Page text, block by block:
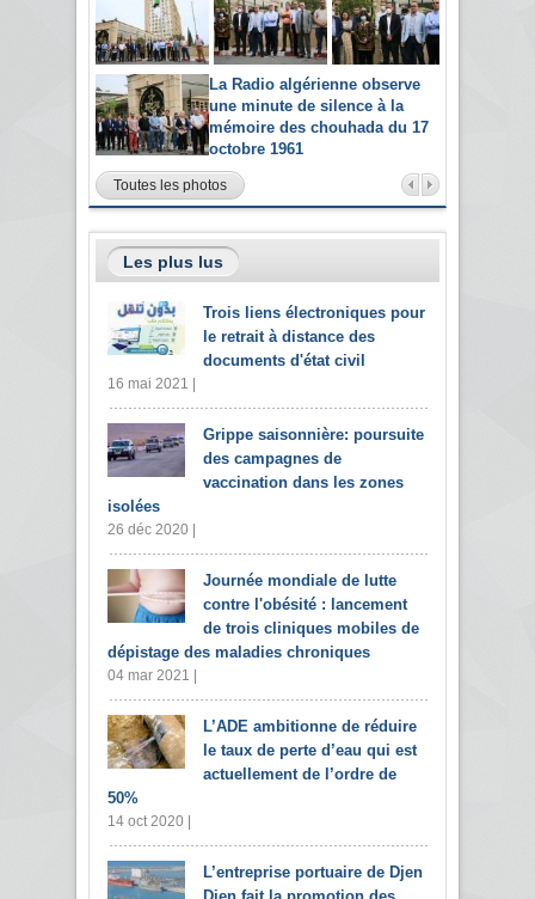
La Radio algérienne observe
une minute de silence à la
mémoire des chouhada du 17
octobre 1961
Toutes les photos
Les plus lus
Trois liens électroniques pour
le retrait à distance des
documents d'état civil
16 mai 2021 |
Grippe saisonnière: poursuite
des campagnes de
vaccination dans les zones
isolées
26 déc 2020 |
Journée mondiale de lutte
contre l'obésité : lancement
de trois cliniques mobiles de
dépistage des maladies chroniques
04 mar 2021 |
L’ADE ambitionne de réduire
le taux de perte d’eau qui est
actuellement de l’ordre de
50%
14 oct 2020 |
L’entreprise portuaire de Djen